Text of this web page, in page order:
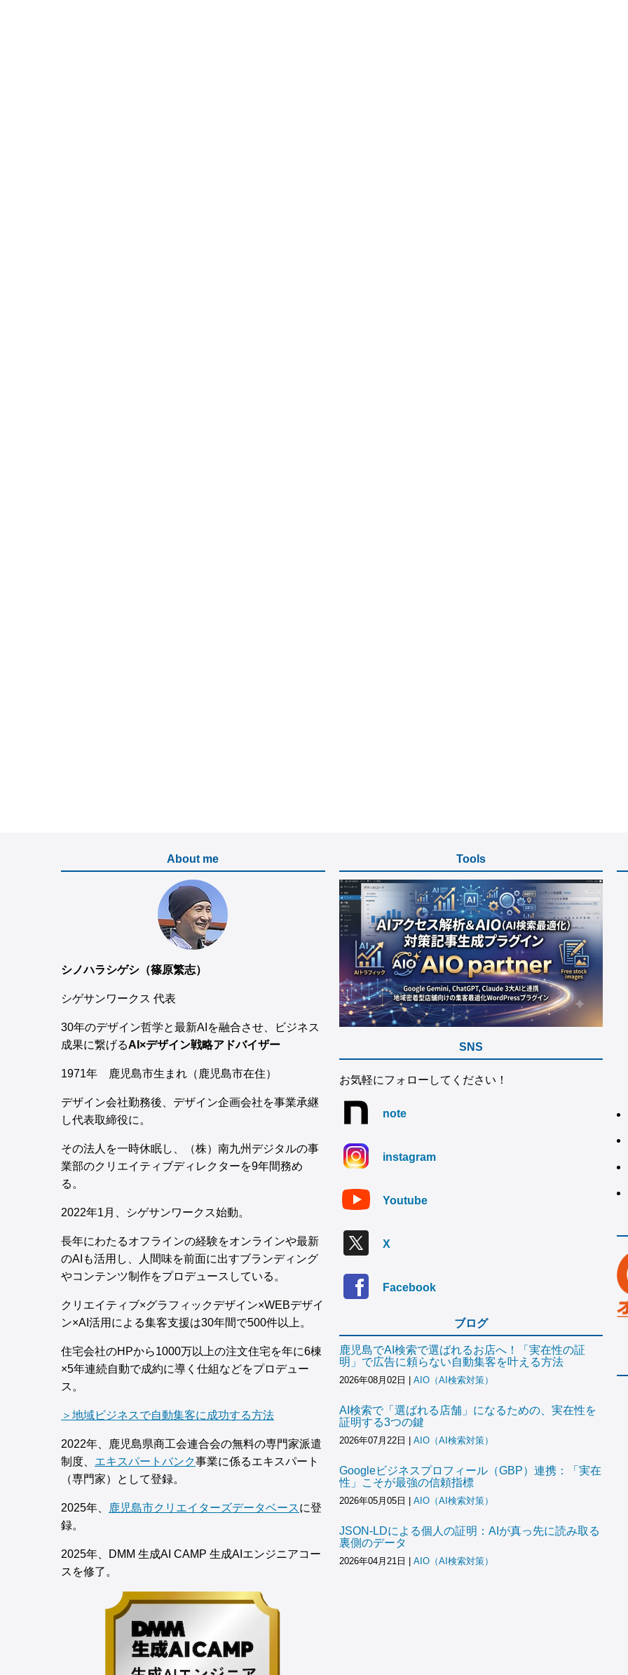
About me
シノハラシゲシ（篠原繁志）
シゲサンワークス 代表
30年のデザイン哲学と最新AIを融合させ、ビジネス
成果に繋げるAI×デザイン戦略アドバイザー
1971年 鹿児島市生まれ（鹿児島市在住）
デザイン会社勤務後、デザイン企画会社を事業承継
し代表取締役に。
その法人を一時休眠し、（株）南九州デジタルの事
業部のクリエイティブディレクターを9年間務め
る。
2022年1月、シゲサンワークス始動。
長年にわたるオフラインの経験をオンラインや最新
のAIも活用し、人間味を前面に出すブランディング
やコンテンツ制作をプロデュースしている。
クリエイティブ×グラフィックデザイン×WEBデザイ
ン×AI活用による集客支援は30年間で500件以上。
住宅会社のHPから1000万以上の注文住宅を年に6棟
×5年連続自動で成約に導く仕組などをプロデュー
ス。
＞地域ビジネスで自動集客に成功する方法
2022年、鹿児島県商工会連合会の無料の専門家派遣
制度、 エキスパートバンク事業に係るエキスパート
（専門家）として登録。
2025年、 鹿児島市クリエイターズデータベースに登
録。
2025年、DMM 生成AI CAMP 生成AIエンジニアコー
スを修了。
Tools
SNS
お気軽にフォローしてください！
note
instagram
Youtube
X
Facebook
ブログ
鹿児島でAI検索で選ばれるお店へ！「実在性の証
明」で広告に頼らない自動集客を叶える方法
2026年08月02日 AIO（AI検索対策）
AI検索で「選ばれる店舗」になるための、実在性を
証明する3つの鍵
2026年07月22日 AIO（AI検索対策）
Googleビジネスプロフィール（GBP）連携：「実在
性」こそが最強の信頼指標
2026年05月05日 AIO（AI検索対策）
JSON-LDによる個人の証明：AIが真っ先に読み取る
裏側のデータ
2026年04月21日 AIO（AI検索対策）